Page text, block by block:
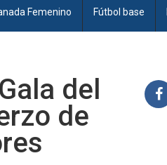
Femenino Fútbol base
del
de